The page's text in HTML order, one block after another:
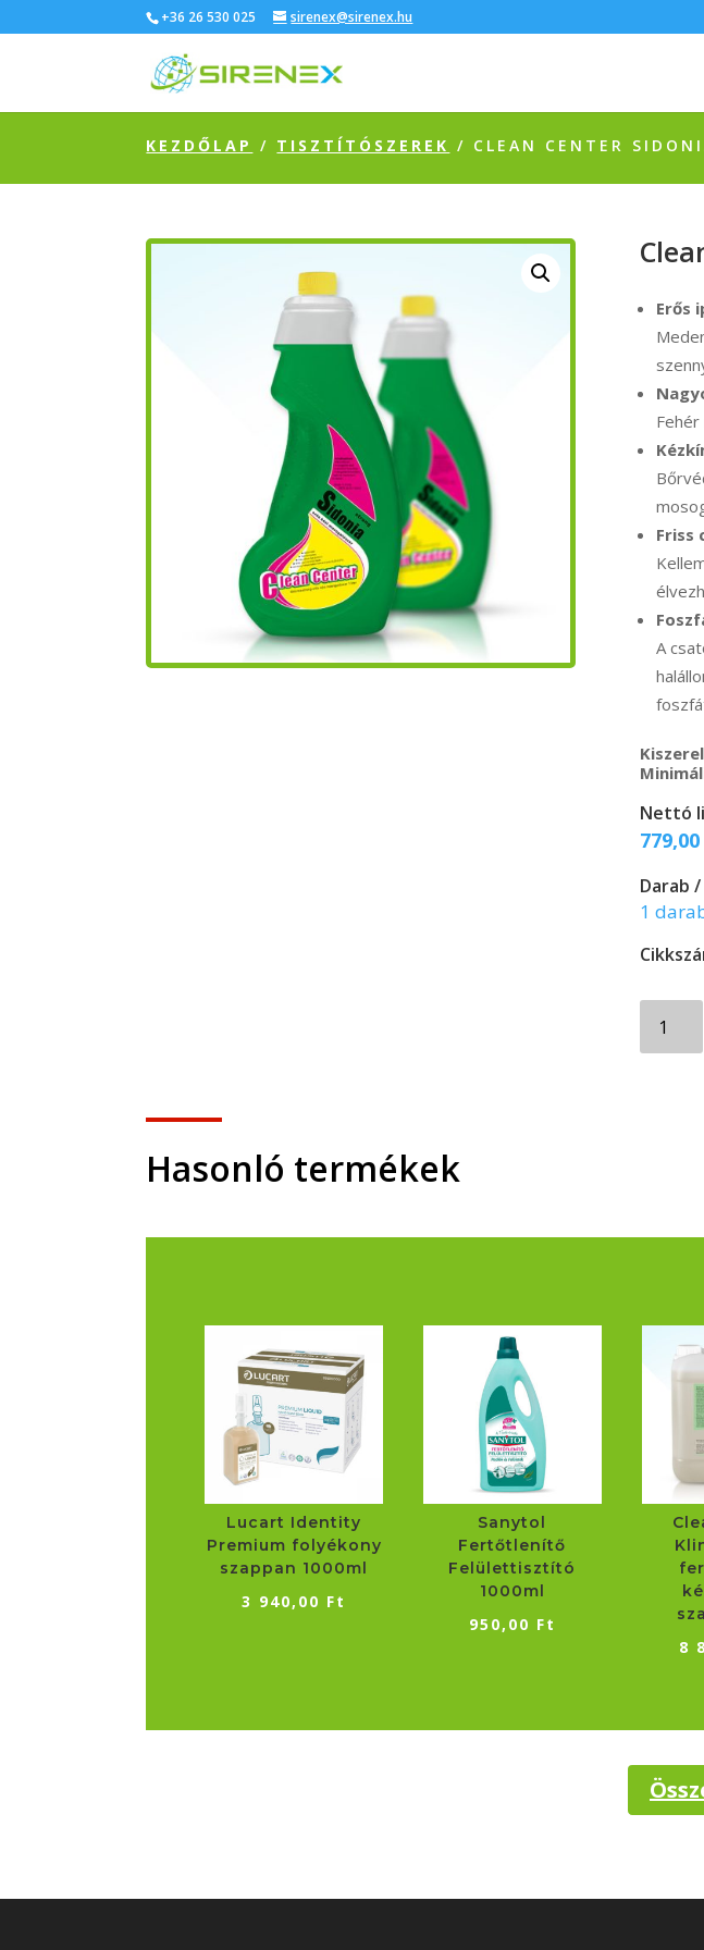
+36 26 530 025 sirenex@sirenex.hu
KEZDŐLAP / TISZTÍTÓSZEREK / CLEAN CENTER
Erős
Friss
A
Nettó
779,00
Darab
1
Center
Sidonia
Hasonló termékek
Lucart Identity
Premium folyékony
szappan 1000ml
3 940,00 Ft
Sanytol
Fertőtlenítő
Felülettisztító
1000ml
950,00 Ft
8